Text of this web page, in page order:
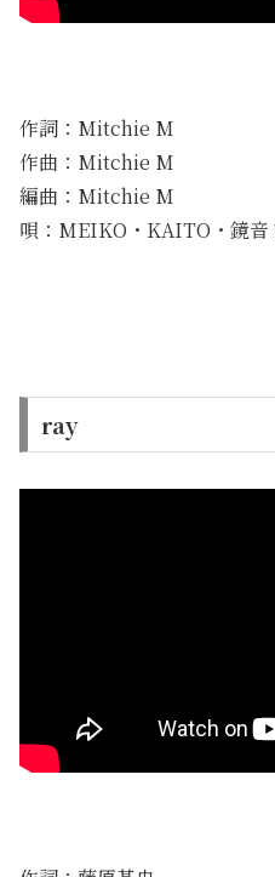
作詞：Mitchie M
作曲：Mitchie M
編曲：Mitchie M
唄：MEIKO・KAITO・鏡音
ray